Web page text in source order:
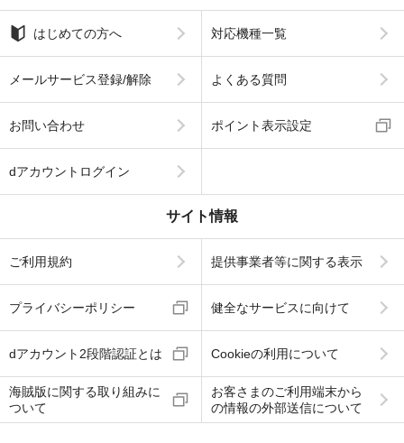
はじめての方へ 対応機種一覧
メールサービス登録/解除 よくある質問
お問い合わせ ポイント表示設定
dアカウントログイン
サイト情報
ご利用規約 提供事業者等に関する表示
プライバシーポリシー 健全なサービスに向けて
dアカウント2段階認証とは Cookieの利用について
海賊版に関する取り組みに
ついて
お客さまのご利用端末から
の情報の外部送信について